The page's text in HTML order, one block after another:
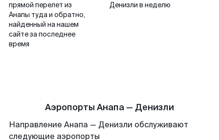
прямой перелет из
Анапы туда и обратно,
найденный на нашем
сайте за последнее
время
Денизли в неделю
Аэропорты Анапа — Денизли
Направление Анапа — Денизли обслуживают
следующие аэропорты